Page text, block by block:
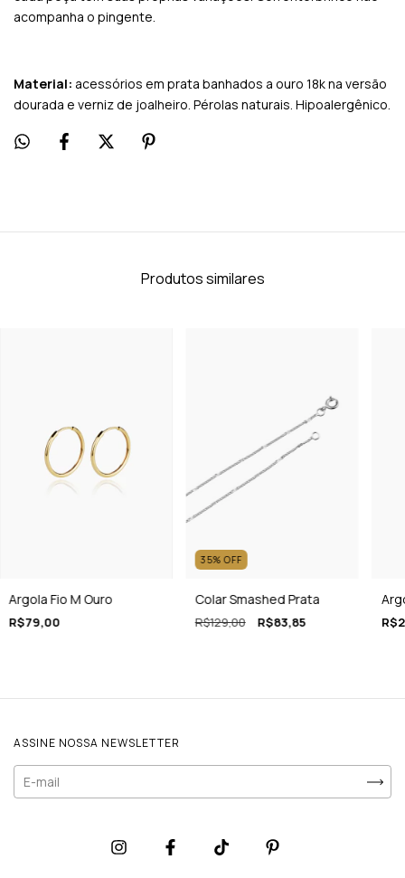
acompanha o pingente.
Material: acessórios em prata banhados a ouro 18k na versão
dourada e verniz de joalheiro. Pérolas naturais. Hipoalergênico.
Produtos similares
Argola Fio M Ouro
R$79,00
35%OFF
Colar Smashed Prata
R$129,00 R$83,85
ASSINE NOSSA NEWSLETTER